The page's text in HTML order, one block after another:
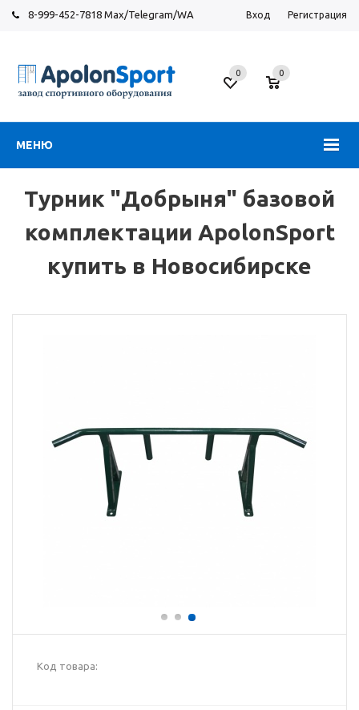
8-999-452-7818 Max/Telegram/WA Вход Регистрация
МЕНЮ
Новосибирск
ул.
0
0
Турник "Добрыня" базовой
комплектации ApolonSport
купить в Новосибирске
Код товара: